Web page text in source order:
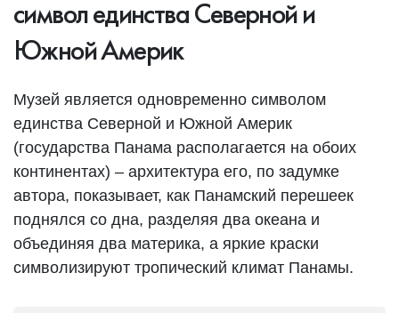
символ единства Северной и
Южной Америк
Музей является одновременно символом
единства Северной и Южной Америк
(государства Панама располагается на обоих
континентах) – архитектура его, по задумке
автора, показывает, как Панамский перешеек
поднялся со дна, разделяя два океана и
объединяя два материка, а яркие краски
символизируют тропический климат Панамы.